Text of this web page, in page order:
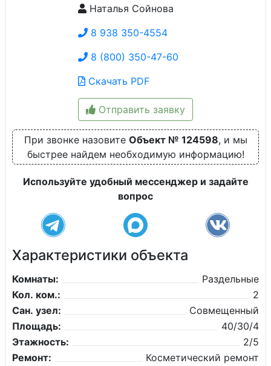
Наталья Сойнова
8 938 350-4554
8 (800) 350-47-60
Скачать PDF
Отправить заявку
При звонке назовите Объект № 124598, и мы
быстрее найдем необходимую информацию!
Используйте удобный мессенджер и задайте
вопрос
Характеристики объекта
Комнаты:
Раздельные
Кол. ком.:
2
Сан. узел:
Совмещенный
Площадь:
40/30/4
Этажность:
2/5
Ремонт:
Косметический ремонт